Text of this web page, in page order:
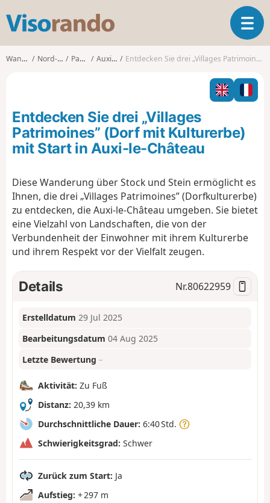
s
o
T
o
g
l
n
t
i
o
Wanderungen Nord-Pas-de-Calais Pas-de-Calais Auxi-le-Château Entdecken Sie drei „Villages Patrimoines” (Dorf mit Kulturerbe) mit Start in Auxi-le-Château
Entdecken Sie drei „Villages
Patrimoines” (Dorf mit Kulturerbe)
mit Start in Auxi-le-Château
Diese Wanderung über Stock und Stein ermöglicht es
Ihnen, die drei „Villages Patrimoines” (Dorfkulturerbe)
zu entdecken, die Auxi-le-Château umgeben. Sie bietet
eine Vielzahl von Landschaften, die von der
Verbundenheit der Einwohner mit ihrem Kulturerbe
und ihrem Respekt vor der Vielfalt zeugen.
Details Nr.80622959
Erstelldatum 29 Jul 2025
Bearbeitungsdatum 04 Aug 2025
Letzte Bewertung –
Aktivität: Zu Fuß
Distanz: 20,39 km
Durchschnittliche Dauer: 6:40 Std.
Schwierigkeitsgrad: Schwer
Zurück zum Start: Ja
Aufstieg: + 297 m